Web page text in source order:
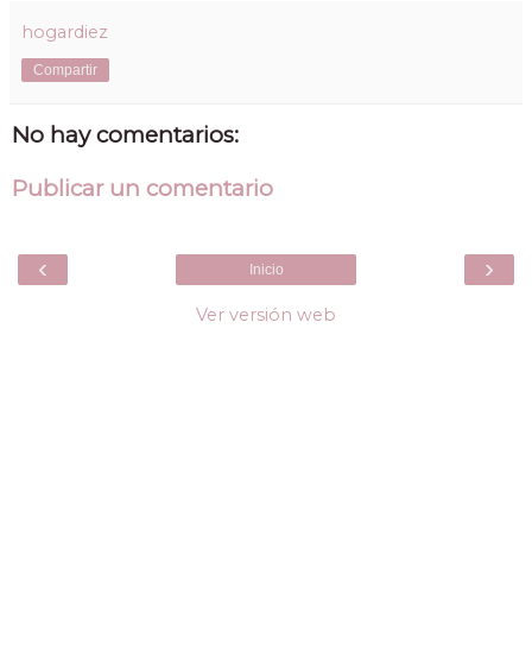
hogardiez
Compartir
No hay comentarios:
Publicar un comentario
‹ ›
Inicio
Ver versión web